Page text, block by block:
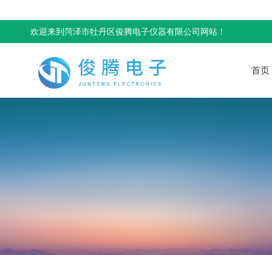
欢迎来到菏泽市牡丹区俊腾电子仪器有限公司网站！
首页